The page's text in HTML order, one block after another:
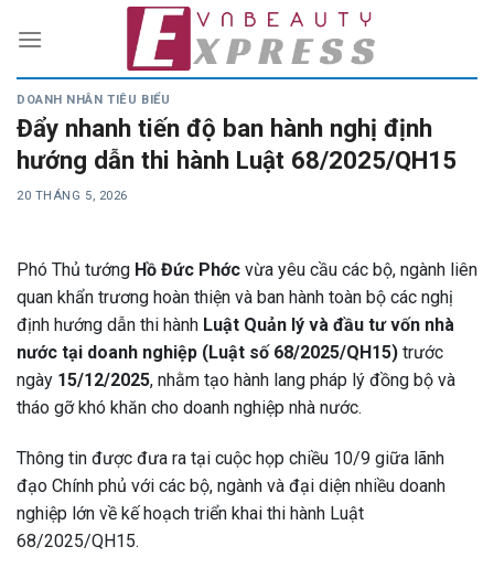
DOANH NHÂN TIÊU BIỂU
Đẩy nhanh tiến độ ban hành nghị định
hướng dẫn thi hành Luật 68/2025/QH15
20 THÁNG 5, 2026
Phó Thủ tướng Hồ Đức Phớc vừa yêu cầu các bộ, ngành liên
quan khẩn trương hoàn thiện và ban hành toàn bộ các nghị
định hướng dẫn thi hành Luật Quản lý và đầu tư vốn nhà
nước tại doanh nghiệp (Luật số 68/2025/QH15) trước
ngày 15/12/2025, nhằm tạo hành lang pháp lý đồng bộ và
tháo gỡ khó khăn cho doanh nghiệp nhà nước.
Thông tin được đưa ra tại cuộc họp chiều 10/9 giữa lãnh
đạo Chính phủ với các bộ, ngành và đại diện nhiều doanh
nghiệp lớn về kế hoạch triển khai thi hành Luật
68/2025/QH15.